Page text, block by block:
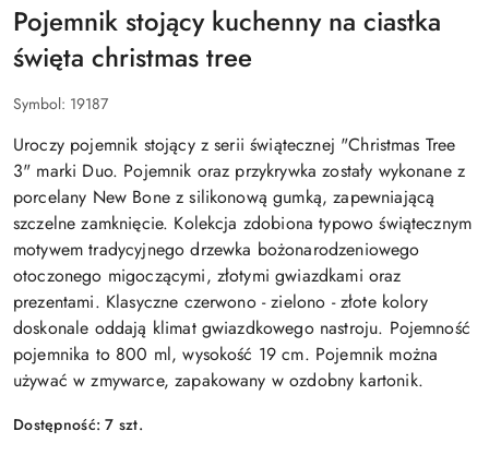
Pojemnik stojący kuchenny na ciastka
święta christmas tree
Symbol: 19187
Uroczy pojemnik stojący z serii świątecznej "Christmas Tree
3" marki Duo. Pojemnik oraz przykrywka zostały wykonane z
porcelany New Bone z silikonową gumką, zapewniającą
szczelne zamknięcie. Kolekcja zdobiona typowo świątecznym
motywem tradycyjnego drzewka bożonarodzeniowego
otoczonego migoczącymi, złotymi gwiazdkami oraz
prezentami. Klasyczne czerwono - zielono - złote kolory
doskonale oddają klimat gwiazdkowego nastroju. Pojemność
pojemnika to 800 ml, wysokość 19 cm. Pojemnik można
używać w zmywarce, zapakowany w ozdobny kartonik.
Dostępność:7 szt.